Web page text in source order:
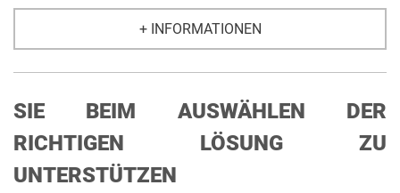
+ INFORMATIONEN
SIE BEIM AUSWÄHLEN DER
RICHTIGEN LÖSUNG ZU
UNTERSTÜTZEN